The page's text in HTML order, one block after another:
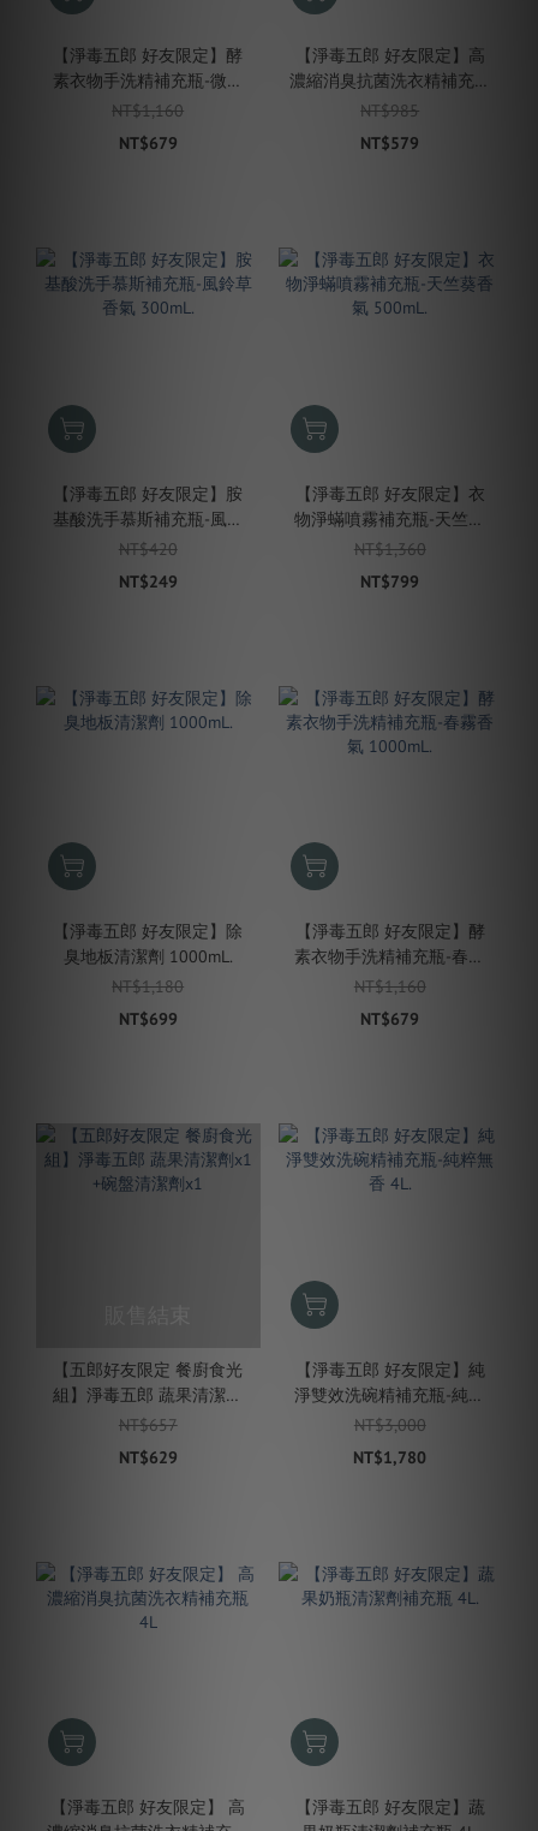
【淨毒五郎 好友限定】酵
素衣物手洗精補充瓶-微風
香氣 1000mL.
NT$1,160
NT$679
【淨毒五郎 好友限定】高
濃縮消臭抗菌洗衣精補充瓶
1000mL.
NT$985
NT$579
【淨毒五郎 好友限定】胺
基酸洗手慕斯補充瓶-風鈴
草香氣 300mL.
NT$420
NT$249
【淨毒五郎 好友限定】衣
物淨蟎噴霧補充瓶-天竺葵
香氣 500mL.
NT$1,360
NT$799
【淨毒五郎 好友限定】除
臭地板清潔劑 1000mL.
NT$1,180
NT$699
【淨毒五郎 好友限定】酵
素衣物手洗精補充瓶-春霧
香氣 1000mL.
NT$1,160
NT$679
【五郎好友限定 餐廚食光
組】淨毒五郎 蔬果清潔劑
x1 +碗盤清潔劑x1
NT$657
NT$629
【淨毒五郎 好友限定】純
淨雙效洗碗精補充瓶-純粹
無香 4L.
NT$3,000
NT$1,780
【淨毒五郎 好友限定】 高
【淨毒五郎 好友限定】蔬